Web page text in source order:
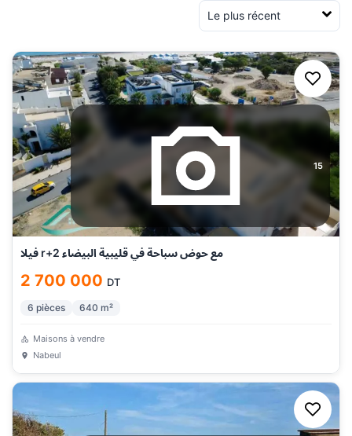
Trier
15
فيلا r+2 مع حوض سباحة في قليبية البيضاء
2 700 000 DT
6 pièces 640 m²
Maisons à vendre
Nabeul